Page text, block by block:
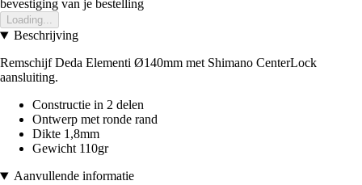
bevestiging van je bestelling
Loading...
Beschrijving
Remschijf Deda Elementi Ø140mm met Shimano CenterLock
aansluiting.
Constructie in 2 delen
Ontwerp met ronde rand
Dikte 1,8mm
Gewicht 110gr
Aanvullende informatie